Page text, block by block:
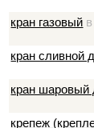
кран газовый
кран сливной
кран шаровый
крепеж